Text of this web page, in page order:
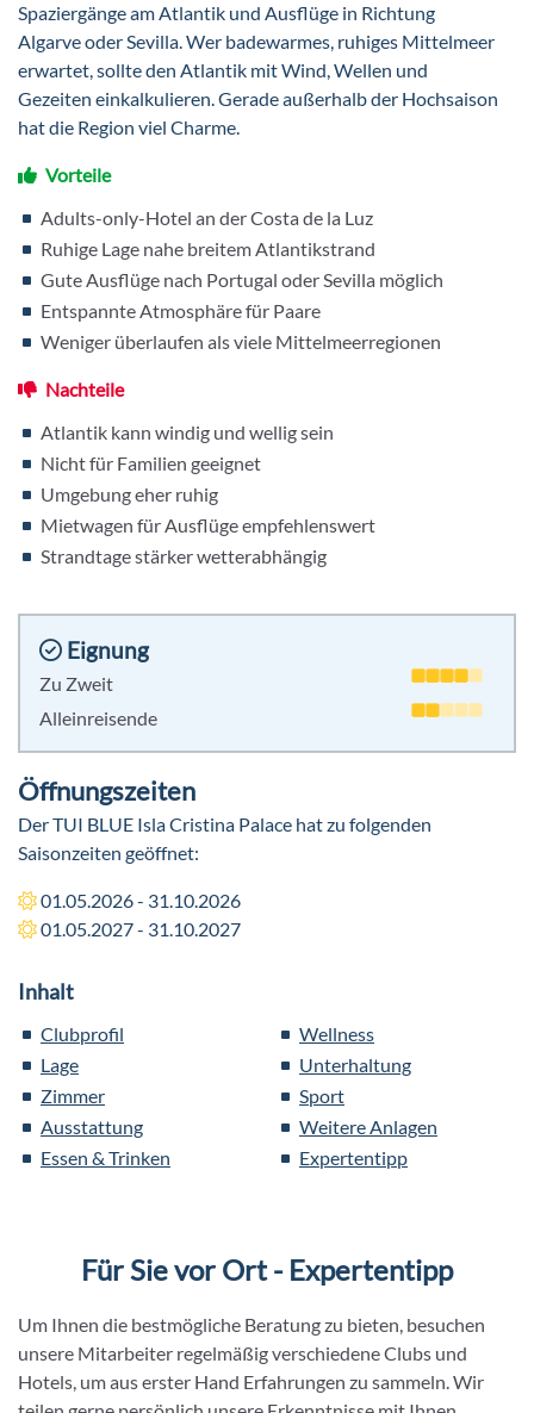
Inhalt
Clubprofil
Lage
Zimmer
Ausstattung
Essen & Trinken
Wellness
Unterhaltung
Sport
Weitere Anlagen
Expertentipp
Eignung
Zu Zweit
Alleinreisende
Öffnungszeiten
Der TUI BLUE Isla Cristina Palace hat zu folgenden
Saisonzeiten geöffnet:
01.05.2026 - 31.10.2026
01.05.2027 - 31.10.2027
Spaziergänge am Atlantik und Ausflüge in Richtung
Algarve oder Sevilla. Wer badewarmes, ruhiges Mittelmeer
erwartet, sollte den Atlantik mit Wind, Wellen und
Gezeiten einkalkulieren. Gerade außerhalb der Hochsaison
hat die Region viel Charme.
Vorteile
Adults-only-Hotel an der Costa de la Luz
Ruhige Lage nahe breitem Atlantikstrand
Gute Ausflüge nach Portugal oder Sevilla möglich
Entspannte Atmosphäre für Paare
Weniger überlaufen als viele Mittelmeerregionen
Nachteile
Atlantik kann windig und wellig sein
Nicht für Familien geeignet
Umgebung eher ruhig
Mietwagen für Ausflüge empfehlenswert
Strandtage stärker wetterabhängig
Für Sie vor Ort - Expertentipp
Um Ihnen die bestmögliche Beratung zu bieten, besuchen
unsere Mitarbeiter regelmäßig verschiedene Clubs und
Hotels, um aus erster Hand Erfahrungen zu sammeln. Wir